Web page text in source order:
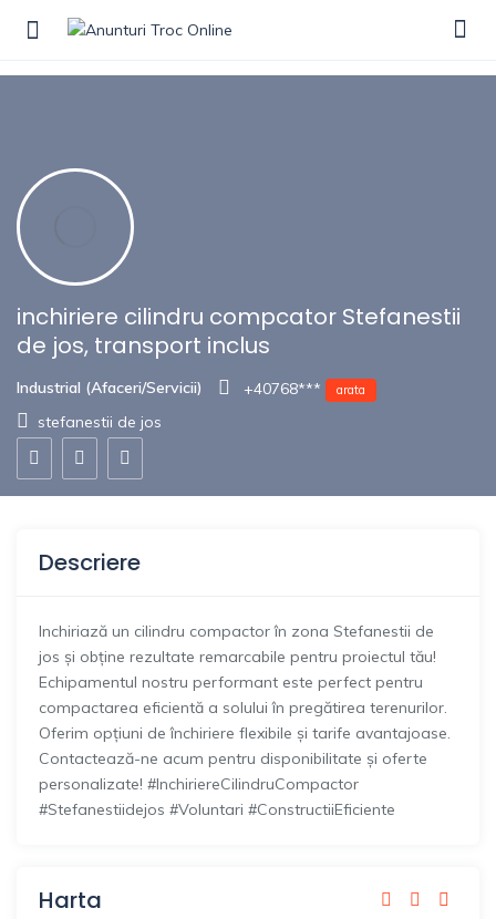
Show Sidebar
inchiriere cilindru compcator Stefanestii
de jos, transport inclus
Industrial (Afaceri/Servicii) +40768*** arata
stefanestii de jos
Descriere
Inchiriază un cilindru compactor în zona Stefanestii de
jos și obține rezultate remarcabile pentru proiectul tău!
Echipamentul nostru performant este perfect pentru
compactarea eficientă a solului în pregătirea terenurilor.
Oferim opțiuni de închiriere flexibile și tarife avantajoase.
Contactează-ne acum pentru disponibilitate și oferte
personalizate! #InchiriereCilindruCompactor
#Stefanestiidejos #Voluntari #ConstructiiEficiente
Harta